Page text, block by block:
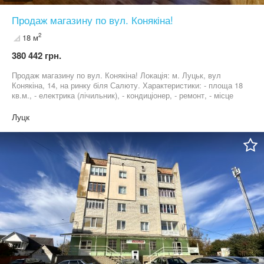
Продаж магазину по вул. Конякіна!
18 м2
380 442 грн.
Продаж магазину по вул. Конякіна! Локація: м. Луцьк, вул
Конякіна, 14, на ринку біля Салюту. Характеристики: - площа 18
кв.м., - електрика (лічильник), - кондиціонер, - ремонт, - місце
місце для торгівлі кондитеркою, м'ясними, хлібними та
молочними продуктами, спеціями та алкогольною групою
товарів, тощо. Вартість - 8 500$ Без комісії для покупця!
Контактна особа - Іванна Абрамович 0503413382, 0676724856
Луцк